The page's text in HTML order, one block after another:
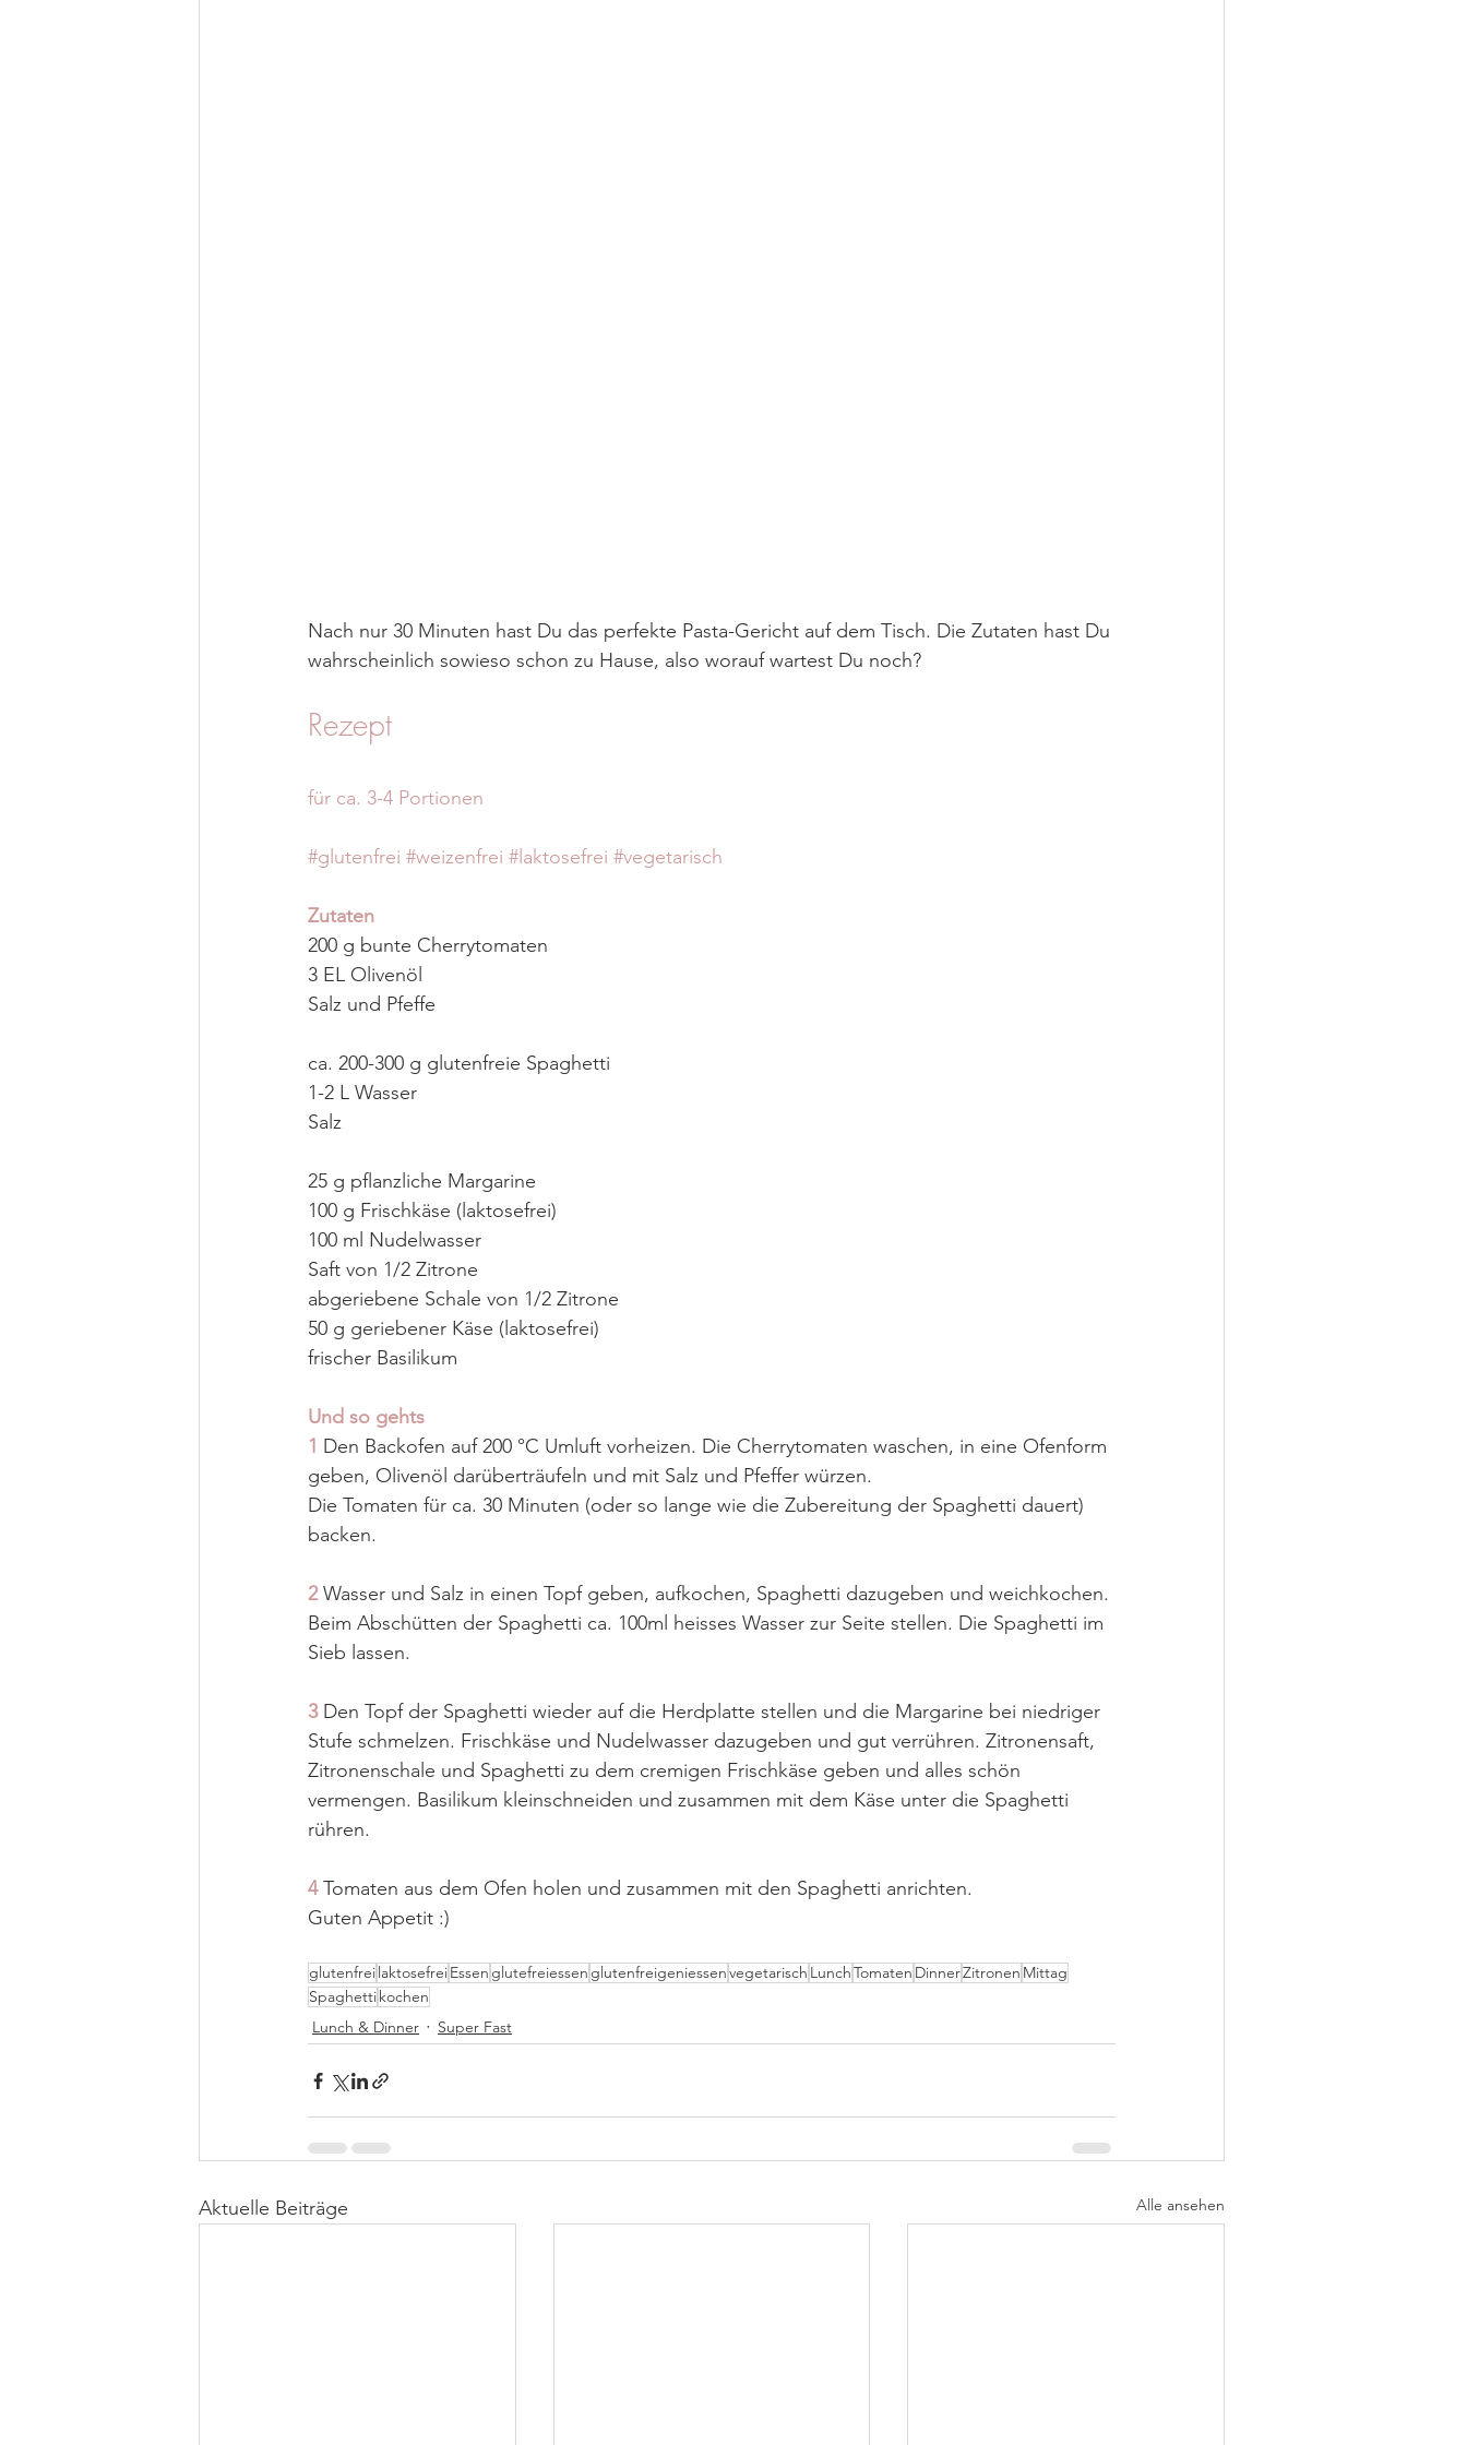
Nach nur 30 Minuten hast Du das perfekte Pasta-Gericht auf dem Tisch. Die Zutaten hast Du
wahrscheinlich sowieso schon zu Hause, also worauf wartest Du noch?
Rezept
für ca. 3-4 Portionen
#glutenfrei #weizenfrei #laktosefrei #vegetarisch
Zutaten
200 g bunte Cherrytomaten
3 EL Olivenöl
Salz und Pfeffe
ca. 200-300 g glutenfreie Spaghetti
1-2 L Wasser
Salz
25 g pflanzliche Margarine
100 g Frischkäse (laktosefrei)
100 ml Nudelwasser
Saft von 1/2 Zitrone
abgeriebene Schale von 1/2 Zitrone
50 g geriebener Käse (laktosefrei)
frischer Basilikum
Und so gehts
1 Den Backofen auf 200 °C Umluft vorheizen. Die Cherrytomaten waschen, in eine Ofenform
geben, Olivenöl darüberträufeln und mit Salz und Pfeffer würzen.
Die Tomaten für ca. 30 Minuten (oder so lange wie die Zubereitung der Spaghetti dauert)
backen.
2 Wasser und Salz in einen Topf geben, aufkochen, Spaghetti dazugeben und weichkochen.
Beim Abschütten der Spaghetti ca. 100ml heisses Wasser zur Seite stellen. Die Spaghetti im
Sieb lassen.
3 Den Topf der Spaghetti wieder auf die Herdplatte stellen und die Margarine bei niedriger
Stufe schmelzen. Frischkäse und Nudelwasser dazugeben und gut verrühren. Zitronensaft,
Zitronenschale und Spaghetti zu dem cremigen Frischkäse geben und alles schön
vermengen. Basilikum kleinschneiden und zusammen mit dem Käse unter die Spaghetti
rühren.
4 Tomaten aus dem Ofen holen und zusammen mit den Spaghetti anrichten.
Guten Appetit :)
glutenfreilaktosefreiEssen glutefreiessen glutenfreigeniessenvegetarisch LunchTomaten DinnerZitronen Mittag
Spaghettikochen
Lunch & Dinner
Super Fast
Aktuelle Beiträge Alle ansehen